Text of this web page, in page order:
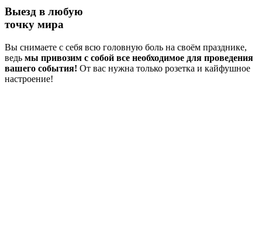
Выезд в любую
точку мира
Вы снимаете с себя всю головную боль на своём празднике,
ведь мы привозим с собой все необходимое для проведения
вашего события! От вас нужна только розетка и кайфушное
настроение!